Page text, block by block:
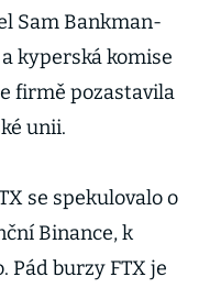
Sam Bankman-
kyperská komise
firmě pozastavila
unii.
se spekulovalo o
Binance, k
Pád burzy FTX je